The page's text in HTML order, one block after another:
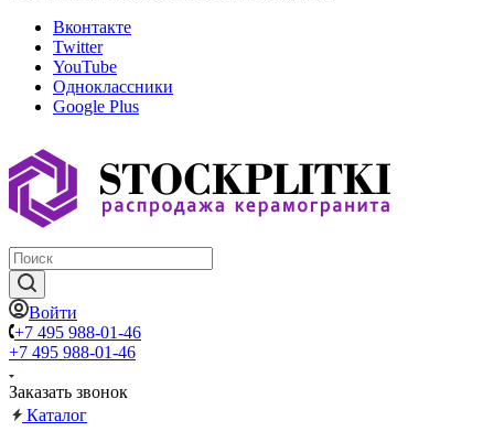
Вконтакте
Twitter
YouTube
Одноклассники
Google Plus
Войти
+7 495 988-01-46
+7 495 988-01-46
Заказать звонок
Каталог